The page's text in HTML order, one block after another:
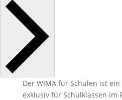
Der WIMA für Schulen ist
exklusiv für Schulklassen im